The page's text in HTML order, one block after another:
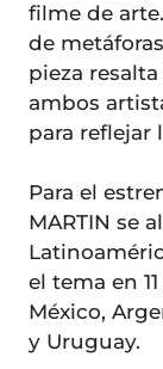
filme de
de
pieza
ambos
para reflejar
Para el
MARTIN se
el tema en
México,
y Uruguay.